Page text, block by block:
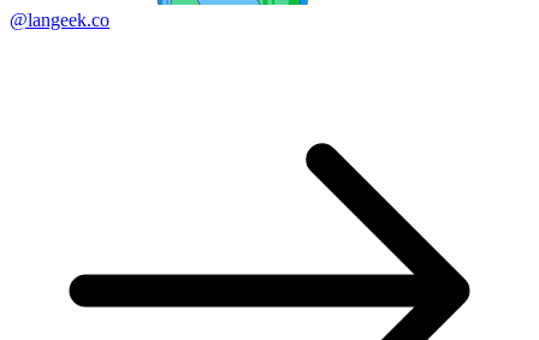
@langeek.co